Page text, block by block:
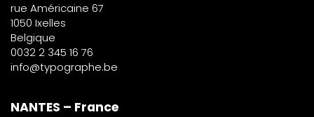
rue Américaine 67
1050 Ixelles
Belgique
0032 2 345 16 76
info@typographe.be
NANTES – France